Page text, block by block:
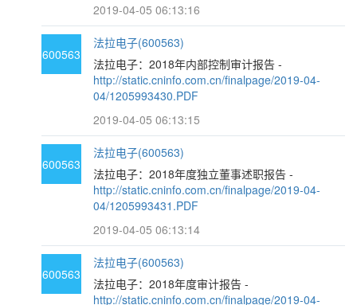
2019-04-05 06:13:16
600563
法拉电子(600563)
法拉电子：2018年内部控制审计报告 -
http://static.cninfo.com.cn/finalpage/2019-04-
04/1205993430.PDF
2019-04-05 06:13:15
600563
法拉电子(600563)
法拉电子：2018年度独立董事述职报告 -
http://static.cninfo.com.cn/finalpage/2019-04-
04/1205993431.PDF
2019-04-05 06:13:14
600563
法拉电子(600563)
法拉电子：2018年度审计报告 -
http://static.cninfo.com.cn/finalpage/2019-04-